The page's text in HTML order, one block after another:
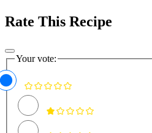
Rate This Recipe
Your vote: